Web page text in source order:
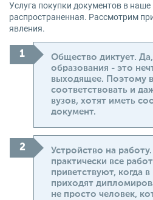
Услуга покупки документов в
распространенная. Рассмотрим
явления.
Общество диктует. Да,
образования - это
выходящее. Поэтому
соответствовать и
вузов, хотят иметь
документ.
Устройство на
практически все
приветствуют, когда
приходят
не просто человек,